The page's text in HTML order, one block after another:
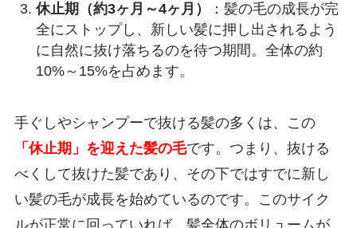
休止期（約3ヶ月～4ヶ月）
：髪の毛の成長が完
全にストップし、新しい髪に押し出されるよう
に自然に抜け落ちるのを待つ期間。全体の約
10%～15%を占めます。
手ぐしやシャンプーで抜ける髪の多くは、この
「休止期」を迎えた髪の毛です。つまり、抜ける
べくして抜けた髪であり、その下ではすでに新し
い髪の毛が成長を始めているのです。このサイク
ルが正常に回っていれば、髪全体のボリュームが